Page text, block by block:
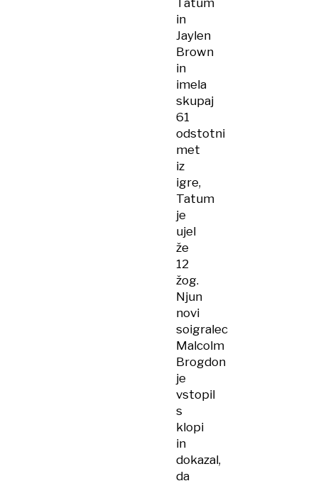
Tatum
in
Jaylen
Brown
in
imela
skupaj
61
odstotni
met
iz
igre,
Tatum
je
ujel
že
12
žog.
Njun
novi
soigralec
Malcolm
Brogdon
je
vstopil
s
klopi
in
dokazal,
da